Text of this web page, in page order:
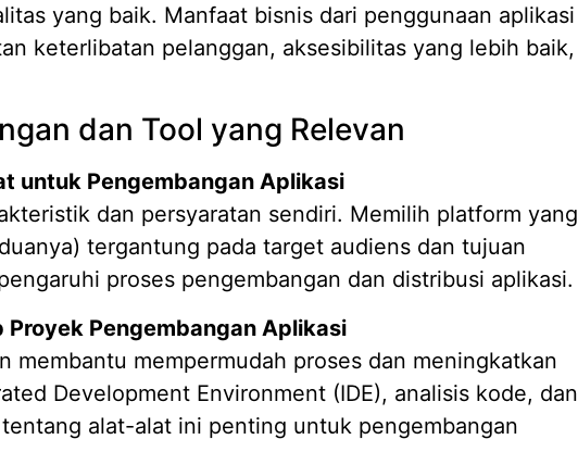
yang baik. Manfaat bisnis dari penggunaan aplikasi
keterlibatan pelanggan, aksesibilitas yang lebih baik,
dan Tool yang Relevan
untuk Pengembangan Aplikasi
dan persyaratan sendiri. Memilih platform yang
tergantung pada target audiens dan tujuan
proses pengembangan dan distribusi aplikasi.
Proyek Pengembangan Aplikasi
membantu mempermudah proses dan meningkatkan
Development Environment (IDE), analisis kode, dan
alat-alat ini penting untuk pengembangan